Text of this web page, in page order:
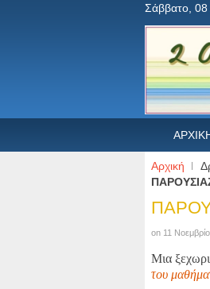
Σάββατο,
Αρχική
on 11
Μια
του